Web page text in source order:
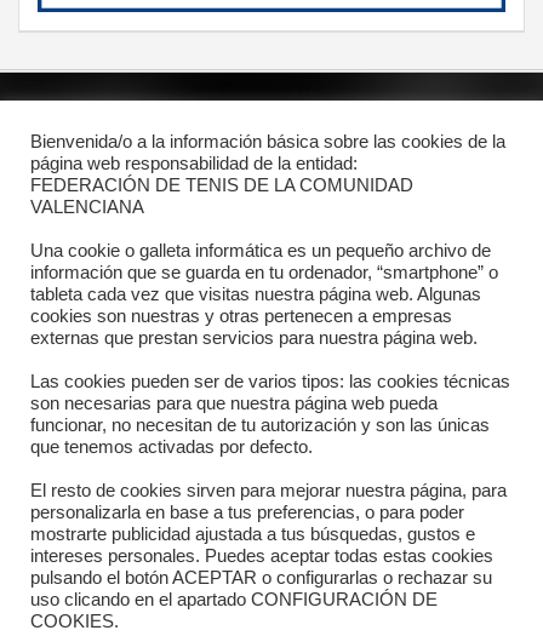
PROTECCIÓN DE DATOS
Contacto
Dónde estamos
Horario
Bienvenida/o a la información básica sobre las cookies de la
página web responsabilidad de la entidad:
FEDERACIÓN DE TENIS DE LA COMUNIDAD
VALENCIANA
Una cookie o galleta informática es un pequeño archivo de
información que se guarda en tu ordenador, “smartphone” o
tableta cada vez que visitas nuestra página web. Algunas
cookies son nuestras y otras pertenecen a empresas
externas que prestan servicios para nuestra página web.
Las cookies pueden ser de varios tipos: las cookies técnicas
son necesarias para que nuestra página web pueda
funcionar, no necesitan de tu autorización y son las únicas
que tenemos activadas por defecto.
El resto de cookies sirven para mejorar nuestra página, para
personalizarla en base a tus preferencias, o para poder
mostrarte publicidad ajustada a tus búsquedas, gustos e
intereses personales. Puedes aceptar todas estas cookies
pulsando el botón ACEPTAR o configurarlas o rechazar su
uso clicando en el apartado CONFIGURACIÓN DE
COOKIES.